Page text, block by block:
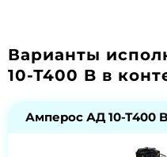
Варианты
10-Т400 B в
Амперос АД 10-Т400